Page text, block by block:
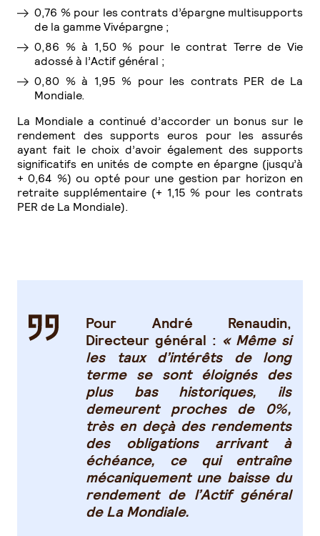
0,76 % pour les contrats d’épargne multisupports
de la gamme Vivépargne ;
0,86 % à 1,50 % pour le contrat Terre de Vie
adossé à l’Actif général ;
0,80 % à 1,95 % pour les contrats PER de La
Mondiale.
La Mondiale a continué d’accorder un bonus sur le
rendement des supports euros pour les assurés
ayant fait le choix d’avoir également des supports
significatifs en unités de compte en épargne (jusqu’à
+ 0,64 %) ou opté pour une gestion par horizon en
retraite supplémentaire (+ 1,15 % pour les contrats
PER de La Mondiale).
Pour André Renaudin,
Directeur général : « Même si
les taux d’intérêts de long
terme se sont éloignés des
plus bas historiques, ils
demeurent proches de 0%,
très en deçà des rendements
des obligations arrivant à
échéance, ce qui entraîne
mécaniquement une baisse du
rendement de l’Actif général
de La Mondiale.